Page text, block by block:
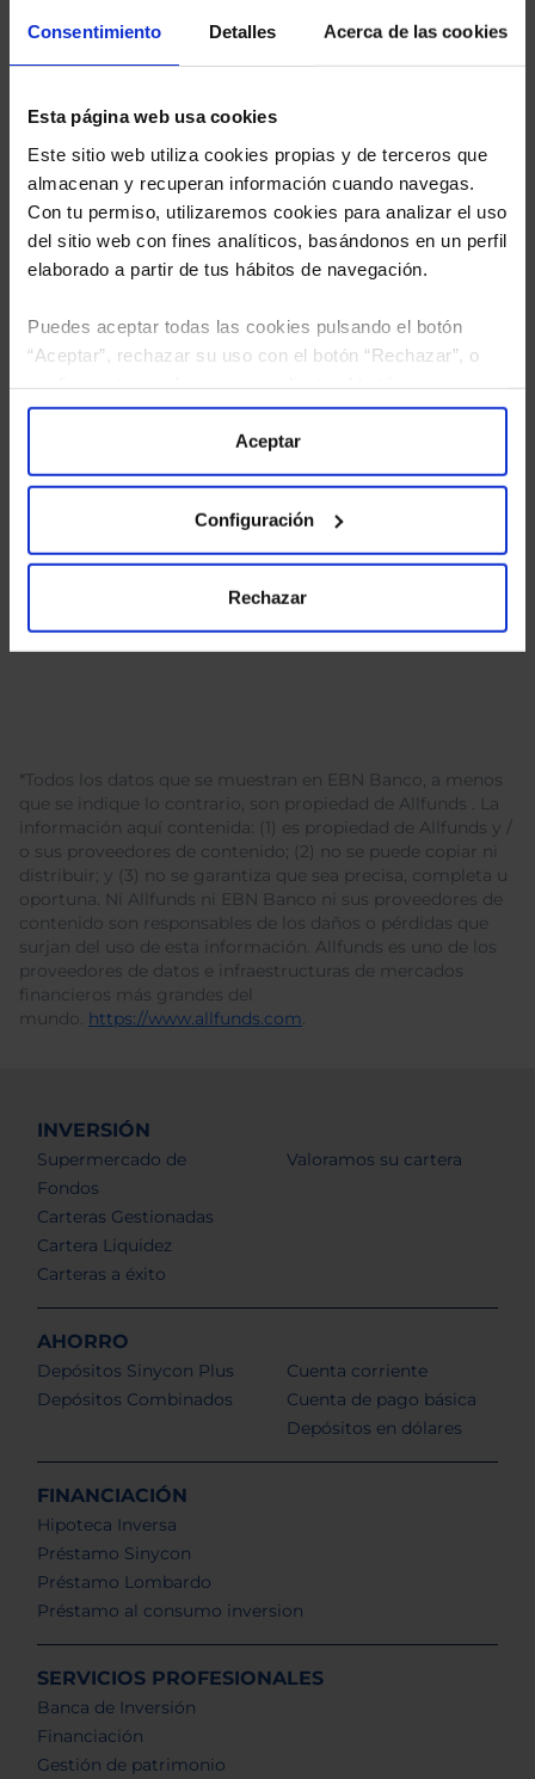
Consentimiento Detalles Acerca de las cookies
Esta página web usa cookies
Este sitio web utiliza cookies propias y de terceros que
almacenan y recuperan información cuando navegas.
Con tu permiso, utilizaremos cookies para analizar el uso
del sitio web con fines analíticos, basándonos en un perfil
elaborado a partir de tus hábitos de navegación.
Puedes aceptar todas las cookies pulsando el botón
“Aceptar”, rechazar su uso con el botón “Rechazar”, o
“Configuración”. Consulta nuestraPolítica
para más información.
Aceptar
Configuración
Rechazar
Limpias con las que podrá ahorrar en sus costes.
la política de privacidad
tratamiento de mis datos personales.
*Todos los datos que se muestran en EBN Banco, a menos
que se indique lo contrario, son propiedad de Allfunds . La
información aquí contenida: (1) es propiedad de Allfunds y /
o sus proveedores de contenido; (2) no se puede copiar ni
distribuir; y (3) no se garantiza que sea precisa, completa u
oportuna. Ni Allfunds ni EBN Banco ni sus proveedores de
contenido son responsables de los daños o pérdidas que
surjan del uso de esta información. Allfunds es uno de los
proveedores de datos e infraestructuras de mercados
financieros más grandes del
mundo. https://www.allfunds.com.
INVERSIÓN
Supermercado de
Fondos
Carteras Gestionadas
Cartera Liquidez
Carteras a éxito
Valoramos su cartera
AHORRO
Depósitos Sinycon Plus
Depósitos Combinados
Cuenta corriente
Cuenta de pago básica
Depósitos en dólares
FINANCIACIÓN
Hipoteca Inversa
Préstamo Sinycon
Préstamo Lombardo
Préstamo al consumo inversion
SERVICIOS PROFESIONALES
Banca de Inversión
Financiación
Gestión de patrimonio